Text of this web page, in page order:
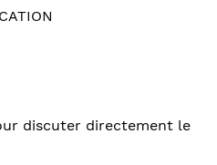
discuter directement le